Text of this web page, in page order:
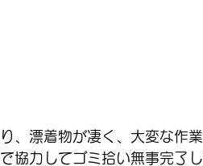
、漂着物が凄く、大変な作業
協力してゴミ拾い無事完了し